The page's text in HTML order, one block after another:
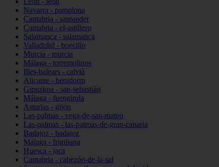
Navarra - pamplona
Cantabria - santander
Cantabria - el-astillero
Salamanca - salamanca
Valladolid - boecillo
Murcia - murcia
Málaga - torremolinos
Illes-balears - calvià
Alicante - benidorm
Gipuzkoa - san-sebastián
Málaga - fuengirola
Asturias - gijón
Las-palmas - vega-de-san-mateo
Las-palmas - las-palmas-de-gran-canaria
Badajoz - badajoz
Málaga - frigiliana
Huesca - jaca
Cantabria - cabezón-de-la-sal